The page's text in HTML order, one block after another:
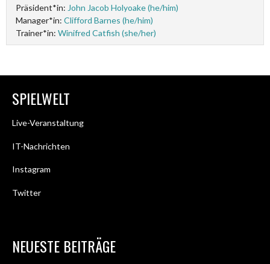
Präsident*in: John Jacob Holyoake (he/him)
Manager*in: Clifford Barnes (he/him)
Trainer*in: Winifred Catfish (she/her)
SPIELWELT
Live-Veranstaltung
IT-Nachrichten
Instagram
Twitter
NEUESTE BEITRÄGE